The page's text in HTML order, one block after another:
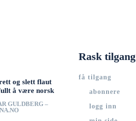
og slett flaut
å være norsk
GULDBERG –
Rask tilgang
få tilgang
abonnere
logg inn